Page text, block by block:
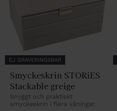
EJ GRAVERINGSBAR
Smyckeskrin STORiES
Stackable greige
Snyggt och praktiskt
smyckeskrin i flera våningar.